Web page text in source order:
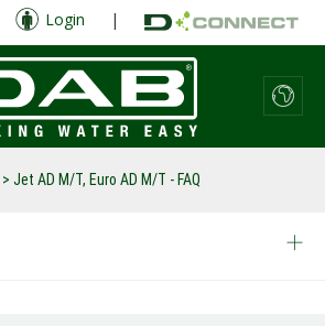
Login |
> Jet AD M/T, Euro AD M/T - FAQ